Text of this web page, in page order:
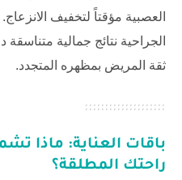
العصبية مؤقتاً لتخفيف
الجراحية نتائج جمالية
ثقة المريض بمظهره المتجدد.
باقات العناية: ماذا
راحتك المطلقة؟